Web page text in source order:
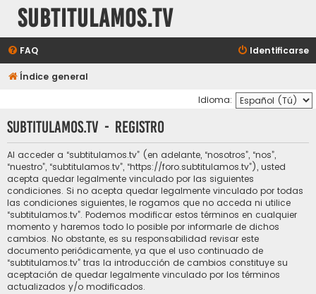
subtitulamos.tv
FAQ Identificarse
Índice general
Idioma:
subtitulamos.tv - Registro
Al acceder a “subtitulamos.tv” (en adelante, “nosotros”, “nos”,
“nuestro”, “subtitulamos.tv”, “https://foro.subtitulamos.tv”), usted
acepta quedar legalmente vinculado por las siguientes
condiciones. Si no acepta quedar legalmente vinculado por todas
las condiciones siguientes, le rogamos que no acceda ni utilice
“subtitulamos.tv”. Podemos modificar estos términos en cualquier
momento y haremos todo lo posible por informarle de dichos
cambios. No obstante, es su responsabilidad revisar este
documento periódicamente, ya que el uso continuado de
“subtitulamos.tv” tras la introducción de cambios constituye su
aceptación de quedar legalmente vinculado por los términos
actualizados y/o modificados.